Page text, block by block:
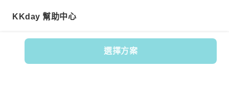
選擇方案
KKday 幫助中心
商品編號: 153770